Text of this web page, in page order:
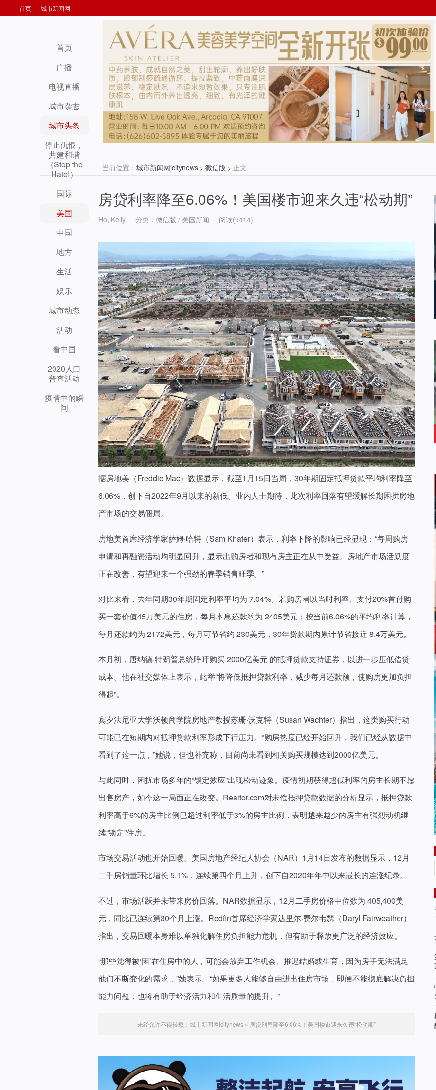
首页 城市新闻网
当前位置： 城市新闻网icitynews > 微信版 > 正文
首页
广播
电视直播
城市杂志
城市头条
停止仇恨，
共建和谐
（Stop the
Hate!）
国际
美国
中国
地方
生活
娱乐
城市动态
活动
看中国
2020人口
普查活动
疫情中的瞬
间
房贷利率降至6.06%！美国楼市迎来久违“松动期”
Ho, Kelly 分类： 微信版 / 美国新闻 阅读(9414)
据房地美（Freddie Mac）数据显示，截至1月15日当周，30年期固定抵押贷款平均利率降至
6.06%，创下自2022年9月以来的新低。业内人士期待，此次利率回落有望缓解长期困扰房地
产市场的交易僵局。
房地美首席经济学家萨姆·哈特（Sam Khater）表示，利率下降的影响已经显现：“每周购房
申请和再融资活动均明显回升，显示出购房者和现有房主正在从中受益。房地产市场活跃度
正在改善，有望迎来一个强劲的春季销售旺季。”
对比来看，去年同期30年期固定利率平均为 7.04%。若购房者以当时利率、支付20%首付购
买一套价值45万美元的住房，每月本息还款约为 2405美元；按当前6.06%的平均利率计算，
每月还款约为 2172美元，每月可节省约 230美元，30年贷款期内累计节省接近 8.4万美元。
本月初，唐纳德·特朗普总统呼吁购买 2000亿美元 的抵押贷款支持证券，以进一步压低借贷
成本。他在社交媒体上表示，此举“将降低抵押贷款利率，减少每月还款额，使购房更加负担
得起”。
宾夕法尼亚大学沃顿商学院房地产教授苏珊·沃克特（Susan Wachter）指出，这类购买行动
可能已在短期内对抵押贷款利率形成下行压力。“购房热度已经开始回升，我们已经从数据中
看到了这一点，”她说，但也补充称，目前尚未看到相关购买规模达到2000亿美元。
与此同时，困扰市场多年的“锁定效应”出现松动迹象。疫情初期获得超低利率的房主长期不愿
出售房产，如今这一局面正在改变。Realtor.com对未偿抵押贷款数据的分析显示，抵押贷款
利率高于6%的房主比例已超过利率低于3%的房主比例，表明越来越少的房主有强烈动机继
续“锁定”住房。
市场交易活动也开始回暖。美国房地产经纪人协会（NAR）1月14日发布的数据显示，12月
二手房销量环比增长 5.1%，连续第四个月上升，创下自2020年年中以来最长的连涨纪录。
不过，市场活跃并未带来房价回落。NAR数据显示，12月二手房价格中位数为 405,400美
元，同比已连续第30个月上涨。Redfin首席经济学家达里尔·费尔韦瑟（Daryl Fairweather）
指出，交易回暖本身难以单独化解住房负担能力危机，但有助于释放更广泛的经济效应。
“那些觉得被‘困’在住房中的人，可能会放弃工作机会、推迟结婚或生育，因为房子无法满足
他们不断变化的需求，”她表示。“如果更多人能够自由进出住房市场，即便不能彻底解决负担
能力问题，也将有助于经济活力和生活质量的提升。”
未经允许不得转载： 城市新闻网icitynews » 房贷利率降至6.06%！美国楼市迎来久违“松动期”